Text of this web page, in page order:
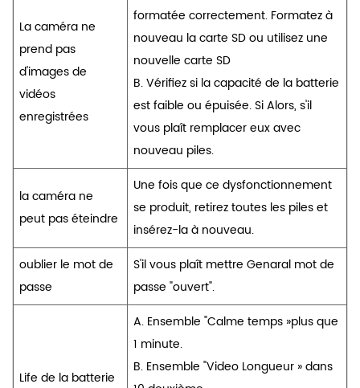
La caméra ne
prend pas
d'images de
vidéos
enregistrées
formatée correctement. Formatez à
nouveau la carte SD ou utilisez une
nouvelle carte SD
B. Vérifiez si la capacité de la batterie
est faible ou épuisée. Si Alors, s'il
vous plaît remplacer eux avec
nouveau piles.
la caméra ne
peut pas éteindre
Une fois que ce dysfonctionnement
se produit, retirez toutes les piles et
insérez-la à nouveau.
oublier le mot de
passe
S'il vous plaît mettre Genaral mot de
passe "ouvert".
Life de la batterie
A. Ensemble "Calme temps »plus que
1 minute.
B. Ensemble "Video Longueur » dans